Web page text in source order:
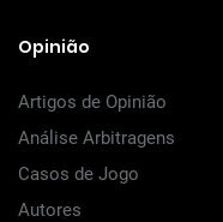
Opinião
Artigos de Opinião
Análise Arbitragens
Casos de Jogo
Autores